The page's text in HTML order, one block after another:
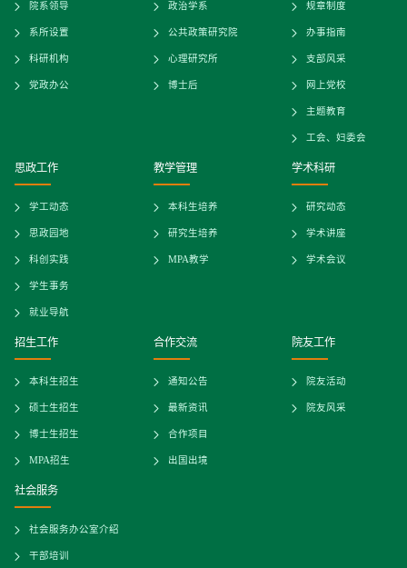
院系领导
系所设置
科研机构
党政办公
政治学系
公共政策研究院
心理研究所
博士后
规章制度
办事指南
支部风采
网上党校
主题教育
工会、妇委会
思政工作
学工动态
思政园地
科创实践
学生事务
就业导航
教学管理
本科生培养
研究生培养
MPA教学
学术科研
研究动态
学术讲座
学术会议
招生工作
本科生招生
硕士生招生
博士生招生
MPA招生
合作交流
通知公告
最新资讯
合作项目
出国出境
院友工作
院友活动
院友风采
社会服务
社会服务办公室介绍
干部培训